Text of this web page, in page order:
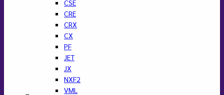
CSE
CRE
CRX
CX
PF
JET
JX
NXF2
VML